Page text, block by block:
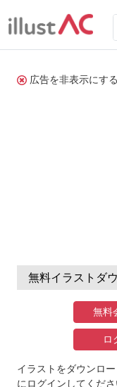
広告を非表示にする
無料イラストダ
無料
ロ
イラストをダウンロ
にログインしてくだ